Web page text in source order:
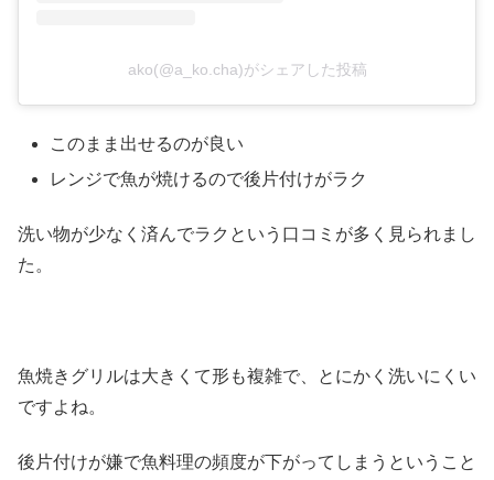
ako(@a_ko.cha)がシェアした投稿
このまま出せるのが良い
レンジで魚が焼けるので後片付けがラク
洗い物が少なく済んでラクという口コミが多く見られまし
た。
魚焼きグリルは大きくて形も複雑で、とにかく洗いにくい
ですよね。
後片付けが嫌で魚料理の頻度が下がってしまうということ